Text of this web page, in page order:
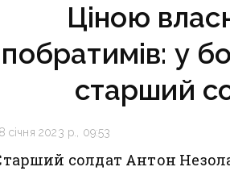
Ціною
побратимів: у
старший
січня 2023 р., 09:53
солдат Антон